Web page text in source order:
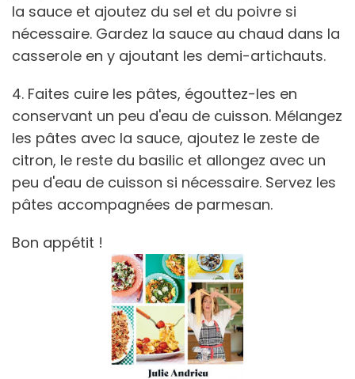
la sauce et ajoutez du sel et du poivre si
nécessaire. Gardez la sauce au chaud dans la
casserole en y ajoutant les demi-artichauts.
4. Faites cuire les pâtes, égouttez-les en
conservant un peu d'eau de cuisson. Mélangez
les pâtes avec la sauce, ajoutez le zeste de
citron, le reste du basilic et allongez avec un
peu d'eau de cuisson si nécessaire. Servez les
pâtes accompagnées de parmesan.
Bon appétit !